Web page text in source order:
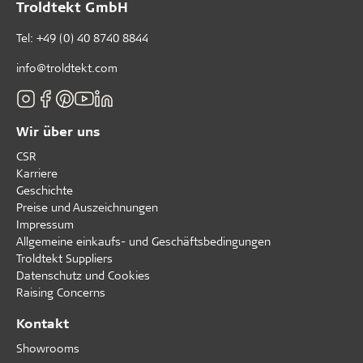
Troldtekt GmbH
Tel: +49 (0) 40 8740 8844
info@troldtekt.com
Wir über uns
CSR
Karriere
Geschichte
Preise und Auszeichnungen
Impressum
Allgemeine einkaufs- und Geschäftsbedingungen
Troldtekt Suppliers
Datenschutz und Cookies
Raising Concerns
Kontakt
Showrooms